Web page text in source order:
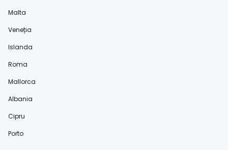
Malta
Veneția
Islanda
Roma
Mallorca
Albania
Cipru
Porto